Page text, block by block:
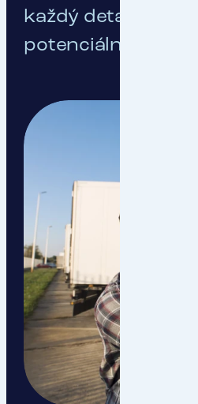
každý detail vašeho
potenciálního